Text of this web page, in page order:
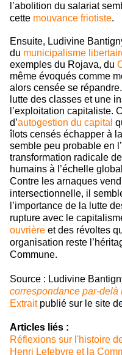
l’abolition du salariat
cette mouvance friotiste.
Ensuite, Ludivine
du municipalisme
exemples du Rojava, du
même évoqués comme
alors censée se
lutte des classes et une
l’exploitation capitaliste.
d’autogestion du capital
îlots censés échapper à
semble peu probable en
transformation radicale
humains à l’échelle
Contre les arnaques
intersectionnelle, il
l’importance de la lutte
rupture avec le
ouvrière et des révoltes
organisation reste
Commune.
Source : Ludivine
correspondance par-delà
Extraitpublié sur le site
Articles liés :
Réflexions sur l'histoire
Henri Lefebvre et la